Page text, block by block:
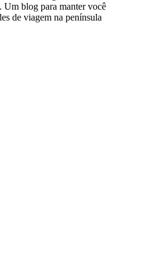
Um blog para manter você
de viagem na península